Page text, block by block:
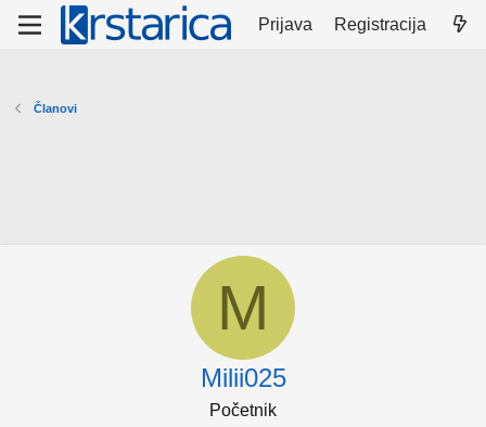
Prijava Registracija
Članovi
M
Milii025
Početnik